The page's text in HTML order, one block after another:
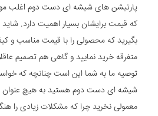
پارتیشن های شیشه ای دست دوم اغلب
که قیمت برایشان بسیار اهمیت دارد.
بگیرید که محصولی را با قیمت مناسب و
متفرقه خرید نمایید و گاهی هم تصمیم
توصیه ما به شما این است چنانچه که
شیشه ای دست دوم هستید به هیچ عنوان
معمولی نخرید چرا که مشکلات زیادی را